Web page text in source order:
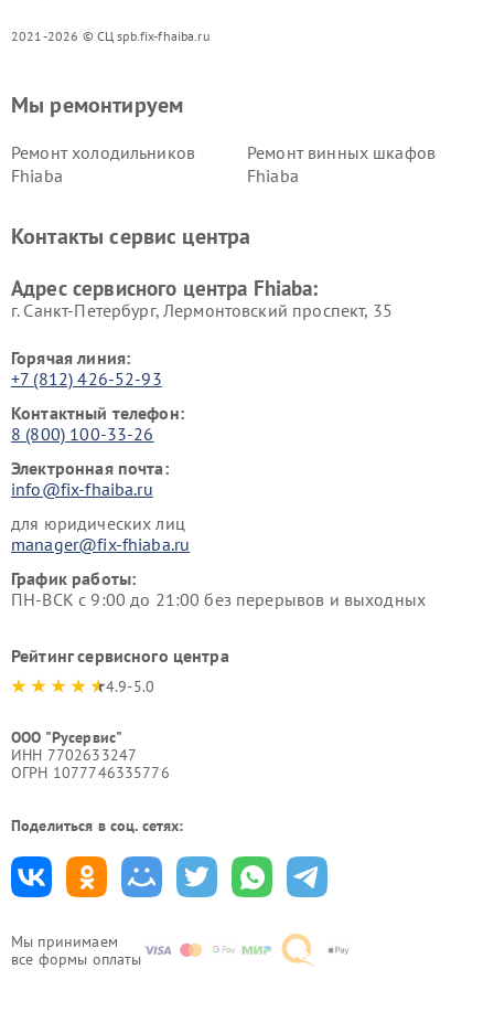
2021-2026 © СЦ spb.fix-fhaiba.ru
Мы принимаем
все формы оплаты
Мы ремонтируем
Ремонт холодильников
Fhiaba
Ремонт винных шкафов
Fhiaba
Контакты сервис центра
Адрес сервисного центра Fhiaba:
г. Санкт-Петербург, Лермонтовский проспект, 35
Горячая линия:
+7 (812) 426-52-93
Контактный телефон:
8 (800) 100-33-26
Электронная почта:
info@fix-fhaiba.ru
для юридических лиц
manager@fix-fhiaba.ru
График работы:
ПН-ВСК с 9:00 до 21:00 без перерывов и выходных
Рейтинг сервисного центра
4.9-5.0
ООО "Русервис"
ИНН 7702633247
ОГРН 1077746335776
Поделиться в соц. сетях: